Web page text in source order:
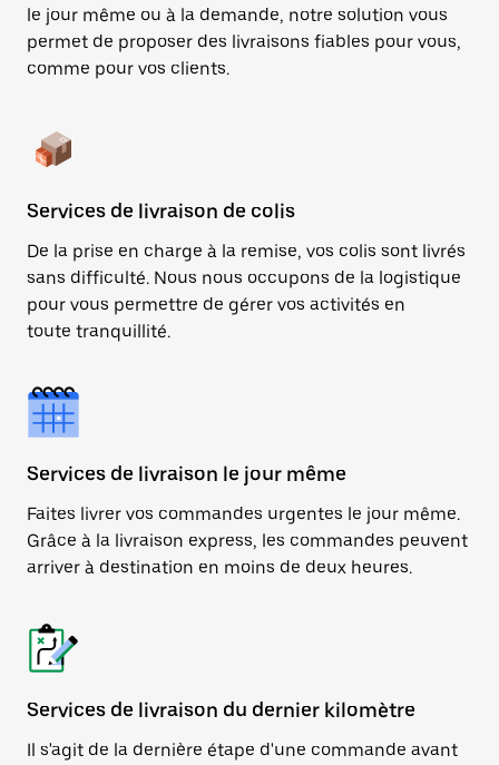
le jour même ou à la demande, notre solution vous
permet de proposer des livraisons fiables pour vous,
comme pour vos clients.
Services de livraison de colis
De la prise en charge à la remise, vos colis sont livrés
sans difficulté. Nous nous occupons de la logistique
pour vous permettre de gérer vos activités en
toute tranquillité.
Services de livraison le jour même
Faites livrer vos commandes urgentes le jour même.
Grâce à la livraison express, les commandes peuvent
arriver à destination en moins de deux heures.
Services de livraison du dernier kilomètre
Il s'agit de la dernière étape d'une commande avant